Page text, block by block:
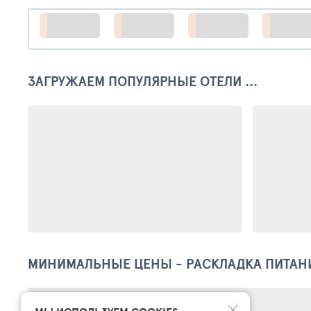
ЗАГРУЖАЕМ ПОПУЛЯРНЫЕ ОТЕЛИ ...
МИНИМАЛЬНЫЕ ЦЕНЫ - РАСКЛАДКА